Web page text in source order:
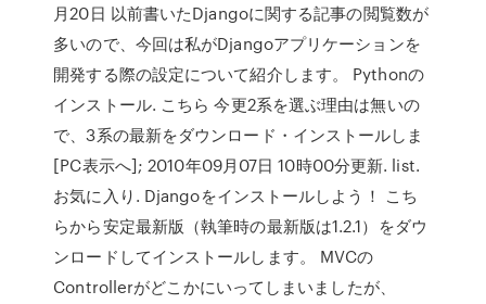
月20日 以前書いたDjangoに関する記事の閲覧数が
多いので、今回は私がDjangoアプリケーションを
開発する際の設定について紹介します。 Pythonの
インストール. こちら 今更2系を選ぶ理由は無いの
で、3系の最新をダウンロード・インストールしま
[PC表示へ]; 2010年09月07日 10時00分更新. list.
お気に入り. Djangoをインストールしよう！ こち
らから安定最新版（執筆時の最新版は1.2.1）をダウ
ンロードしてインストールします。 MVCの
Controllerがどこかにいってしまいましたが、